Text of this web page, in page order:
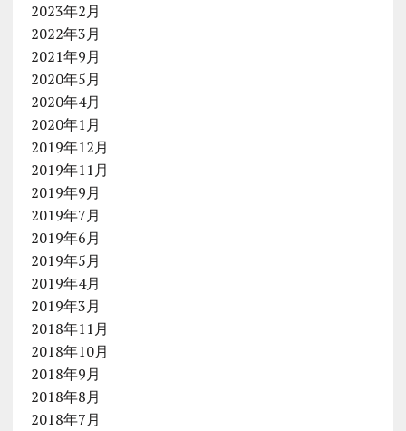
2023年2月
2022年3月
2021年9月
2020年5月
2020年4月
2020年1月
2019年12月
2019年11月
2019年9月
2019年7月
2019年6月
2019年5月
2019年4月
2019年3月
2018年11月
2018年10月
2018年9月
2018年8月
2018年7月